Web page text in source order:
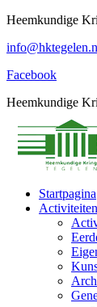
Spring
content
Heemkundige
Facebook
Heemkundige
Startpagina
Activiteiten